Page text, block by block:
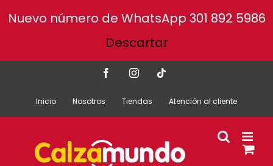
Nuevo número de WhatsApp 301 892 5986
Descartar
FacebookInstagramTiktok
Inicio Nosotros Tiendas Atención al cliente